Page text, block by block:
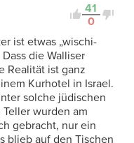
41
0
ist etwas „wischi-
die Walliser
Realität ist ganz
Kurhotel in Israel.
solche jüdischen
wurden am
gebracht, nur ein
blieb auf den Tischen